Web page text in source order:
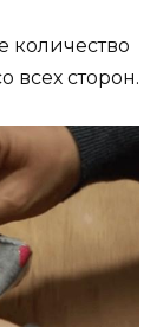
количество
всех сторон.